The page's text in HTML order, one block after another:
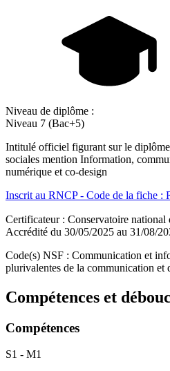
Niveau de diplôme :
Niveau 7 (Bac+5)
Intitulé officiel figurant sur le
sociales mention Information,
numérique et co-design
Inscrit au RNCP - Code de la fiche :
Certificateur : Conservatoire national
Accrédité du 30/05/2025 au 31/08/
Code(s) NSF : Communication et
plurivalentes de la communication
Compétences et
Compétences
S1 - M1